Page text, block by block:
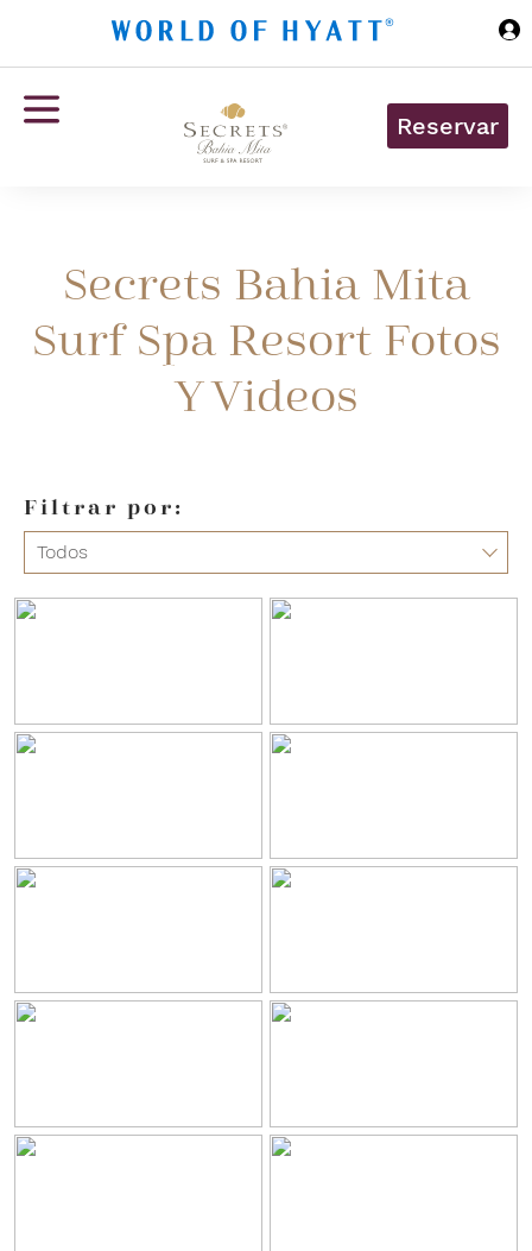
Reservar
Secrets Bahia Mita
Surf Spa Resort Fotos
Y Videos
Filtrar por:
Todos
Restaurantes y Bares
Todos